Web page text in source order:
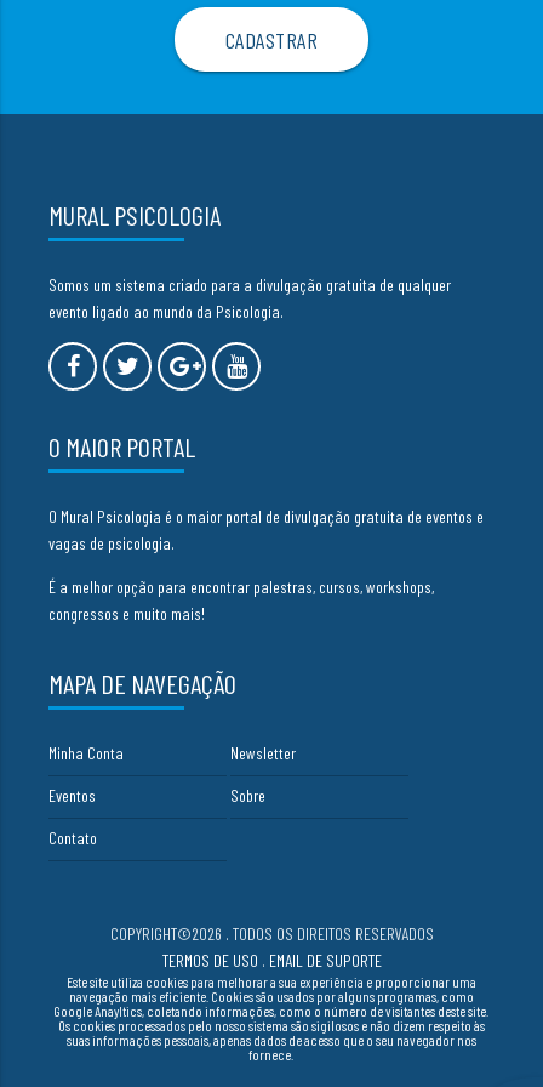
MURAL PSICOLOGIA
Somos um sistema criado para a divulgação gratuita de qualquer
evento ligado ao mundo da Psicologia.
O MAIOR PORTAL
O Mural Psicologia é o maior portal de divulgação gratuita de eventos e
vagas de psicologia.
É a melhor opção para encontrar palestras, cursos, workshops,
congressos e muito mais!
MAPA DE NAVEGAÇÃO
Minha Conta Newsletter
Eventos Sobre
Contato
COPYRIGHT©2026 . TODOS OS DIREITOS RESERVADOS
TERMOS DE USO . EMAIL DE SUPORTE
Este site utiliza cookies para melhorar a sua experiência e proporcionar uma
navegação mais eficiente. Cookies são usados por alguns programas, como
Google Anayltics, coletando informações, como o número de visitantes deste site.
Os cookies processados pelo nosso sistema são sigilosos e não dizem respeito às
suas informações pessoais, apenas dados de acesso que o seu navegador nos
fornece.